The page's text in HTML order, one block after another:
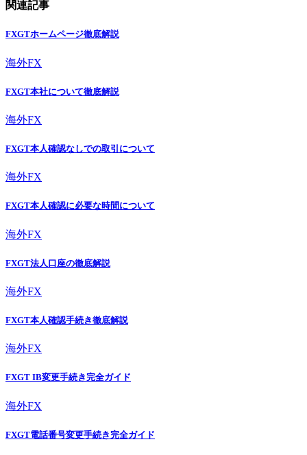
関連記事
FXGTホームページ徹底解説
海外FX
FXGT本社について徹底解説
海外FX
FXGT本人確認なしでの取引について
海外FX
FXGT本人確認に必要な時間について
海外FX
FXGT法人口座の徹底解説
海外FX
FXGT本人確認手続き徹底解説
海外FX
FXGT IB変更手続き完全ガイド
海外FX
FXGT電話番号変更手続き完全ガイド